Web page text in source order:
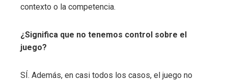
contexto o la competencia.
¿Significa que no tenemos control sobre el
juego?
SÍ. Además, en casi todos los casos, el juego no